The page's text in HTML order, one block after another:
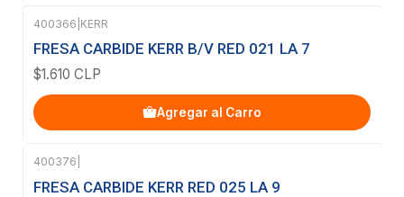
400366 KERR
FRESA CARBIDE KERR B/V RED 021 LA 7
$1.610 CLP
Agregar al Carro
Agotado
400376
FRESA CARBIDE KERR RED 025 LA 9